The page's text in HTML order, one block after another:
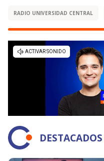
RADIO UNIVERSIDAD CENTRAL
DESTACADOS